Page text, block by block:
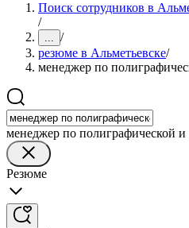
Поиск сотрудников в
/
... /
резюме в Альметьевске/
менеджер по
менеджер по полиграфической
Резюме